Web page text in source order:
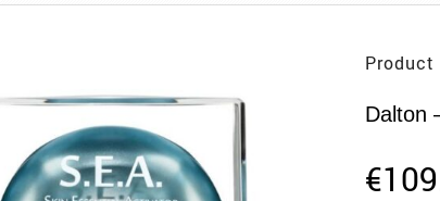
Product
Dalton
€